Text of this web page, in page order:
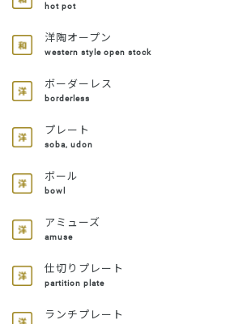
hot pot
洋陶オープン
western style open stock
ボーダーレス
borderless
プレート
soba, udon
ボール
bowl
アミューズ
amuse
仕切りプレート
partition plate
ランチプレート